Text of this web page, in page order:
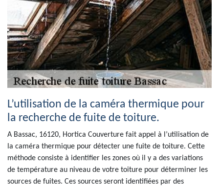
L’utilisation de la caméra thermique pour
la recherche de fuite de toiture.
A Bassac, 16120, Hortica Couverture fait appel à l’utilisation de
la caméra thermique pour détecter une fuite de toiture. Cette
méthode consiste à identifier les zones où il y a des variations
de température au niveau de votre toiture pour déterminer les
sources de fuites. Ces sources seront identifiées par des